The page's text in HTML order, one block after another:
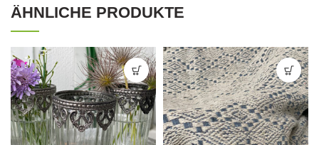
ÄHNLICHE PRODUKTE